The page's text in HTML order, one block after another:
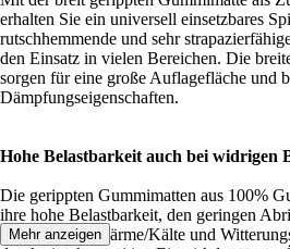
erhalten Sie ein universell einsetzbares
rutschhemmende und sehr
den Einsatz in vielen Bereichen. Die
sorgen für eine große Auflagefläche und
Dämpfungseigenschaften.
Hohe Belastbarkeit auch bei widrigen
Die gerippten Gummimatten aus 100%
ihre hohe Belastbarkeit, den geringen
Feuchtigkeit, Wärme/Kälte und
Mehr anzeigen